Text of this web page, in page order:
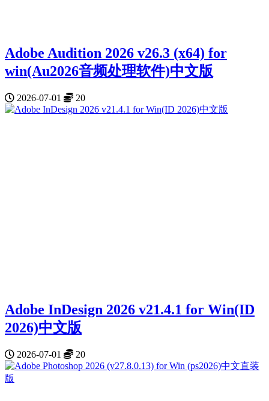
Adobe Audition 2026 v26.3 (x64) for
win(Au2026音频处理软件)中文版
2026-07-01 20
Adobe InDesign 2026 v21.4.1 for Win(ID
2026)中文版
2026-07-01 20